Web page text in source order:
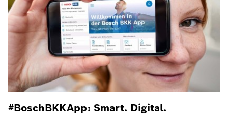
#BoschBKKApp: Smart. Digital.